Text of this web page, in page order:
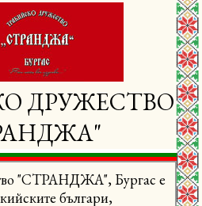
ДРУЖЕСТВО
"СТРАНДЖА", Бургас е
българи,